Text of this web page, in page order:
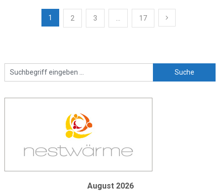
Beitragsnavigation
1 2 3 17
August 2026